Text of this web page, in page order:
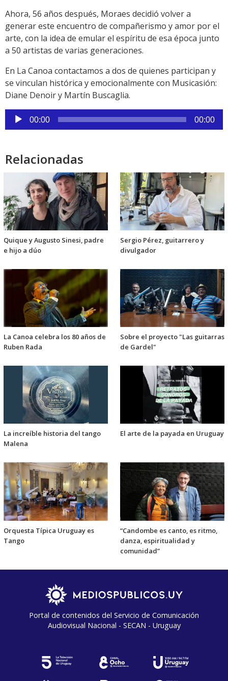
Ahora, 56 años después, Moraes decidió volver a
generar este encuentro de compañerismo y amor por el
arte, con la idea de emular el espíritu de esa época junto
a 50 artistas de varias generaciones.
En La Canoa contactamos a dos de quienes participan y
se vinculan histórica y emocionalmente con Musicasión:
Diane Denoir y Martín Buscaglia.
Reproductor
de
00:00 00:00
Relacionadas
Quique y Augusto Sinesi, padre
e hijo a dúo
Sergio Pérez, guitarrero y
divulgador
La Canoa celebra los 80 años de
Ruben Rada
Sobre el proyecto "Las guitarras
de Gardel"
La increíble historia del tango
Malena
El arte de la payada en Uruguay
Orquesta Típica Uruguay es
Tango
“Candombe es canto, es ritmo,
danza, espiritualidad y
comunidad”
Portal de contenidos del Servicio de Comunicación
Audiovisual Nacional - SECAN - Uruguay